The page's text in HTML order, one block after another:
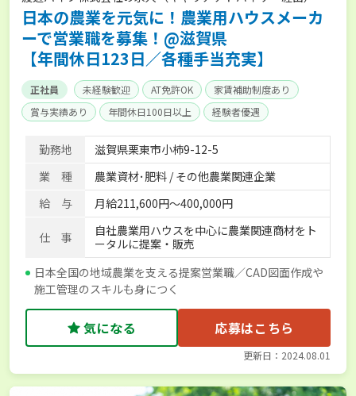
日本の農業を元気に！農業用ハウスメーカ
ーで営業職を募集！@滋賀県
【年間休日123日／各種手当充実】
正社員 未経験歓迎 AT免許OK
家賃補助制度あり
賞与実績あり
年間休日100日以上
経験者優遇
産休･育休取得実績あり
社会保険完備 単身寮あり
勤務地
滋賀県栗東市小柿9-12-5
業 種
農業資材･肥料 / その他農業関連企業
給 与
月給211,600円～400,000円
仕 事
自社農業用ハウスを中心に農業関連商材をト
ータルに提案・販売
日本全国の地域農業を支える提案営業職／CAD図面作成や
施工管理のスキルも身につく
気になる 応募はこちら
更新日：2024.08.01